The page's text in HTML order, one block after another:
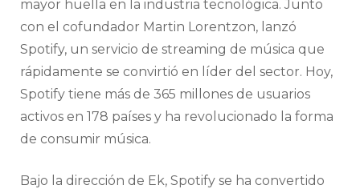
mayor huella en la industria tecnológica. Junto
con el cofundador Martin Lorentzon, lanzó
Spotify, un servicio de streaming de música que
rápidamente se convirtió en líder del sector. Hoy,
Spotify tiene más de 365 millones de usuarios
activos en 178 países y ha revolucionado la forma
de consumir música.
Bajo la dirección de Ek, Spotify se ha convertido